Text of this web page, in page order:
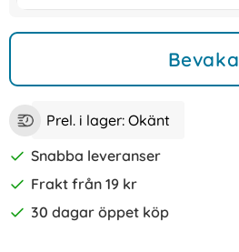
Bevaka
Prel. i lager: Okänt
Snabba leveranser
Frakt från 19 kr
30 dagar öppet köp